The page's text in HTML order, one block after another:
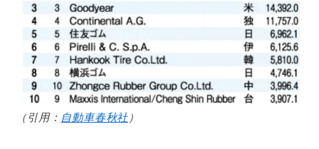
（引用： 自動車春秋社 ）